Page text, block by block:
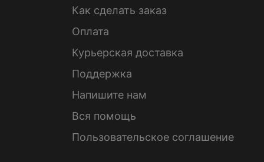
Как сделать заказ
Оплата
Курьерская доставка
Поддержка
Напишите нам
Вся помощь
Пользовательское соглашение